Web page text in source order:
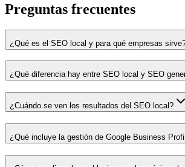
Preguntas frecuentes
¿Qué es el SEO local y para qué empresas
¿Qué diferencia hay entre SEO local y SEO
¿Cuándo se ven los resultados del SEO local?
¿Qué incluye la gestión de Google Business